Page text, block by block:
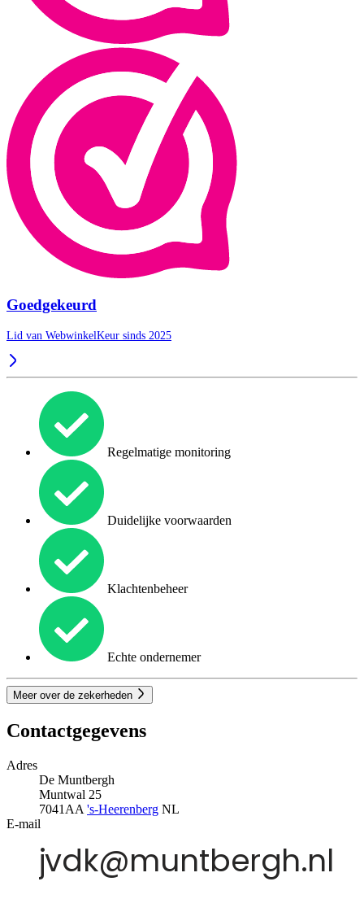
Goedgekeurd
Lid van WebwinkelKeur sinds 2025
Regelmatige monitoring
Duidelijke voorwaarden
Klachtenbeheer
Echte ondernemer
Meer over de zekerheden
Contactgegevens
Adres
De Muntbergh
Muntwal 25
7041AA 's-Heerenberg NL
E-mail